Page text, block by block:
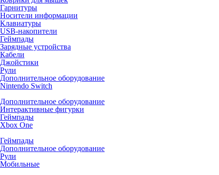
Гарнитуры
Носители информации
Клавиатуры
USB-накопители
Геймпады
Зарядные устройства
Кабели
Джойстики
Рули
Дополнительное оборудование
Nintendo Switch
Дополнительное оборудование
Интерактивные фигурки
Геймпады
Xbox One
Геймпады
Дополнительное оборудование
Рули
Мобильные